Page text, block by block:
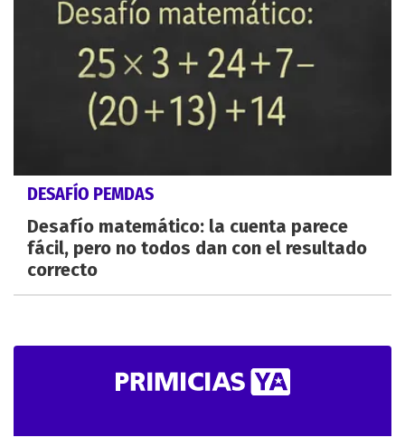
DESAFÍO PEMDAS
Desafío matemático: la cuenta parece
fácil, pero no todos dan con el resultado
correcto